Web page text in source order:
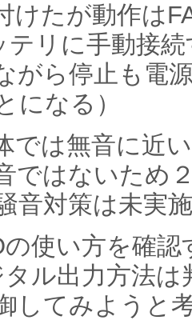
けたが動作は
テリに手動接
がら停止も電
になる）
では無音に近
ではないため
音対策は未実
使い方を確
ル出力方法
してみようと